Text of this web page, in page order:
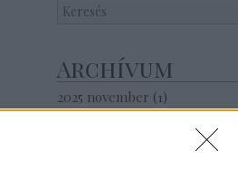
Archívum
2025 november ( 1)
2025 szeptember (1)